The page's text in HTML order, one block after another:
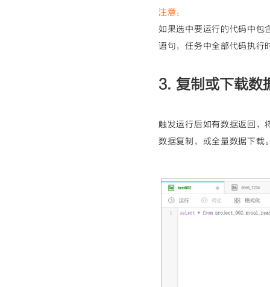
注意：
如果选中要运行的代码中包
语句，任务中全部代码执行
3. 复制或下载数
触发运行后如有数据返回，
数据复制，或全量数据下载